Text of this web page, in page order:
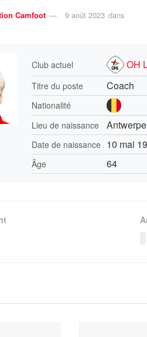
Camfoot 9 août 2023 dans
Club actuel OH
Titre du poste Coach
Nationalité
Lieu de naissance
Date de naissance 10 mai
Âge 64